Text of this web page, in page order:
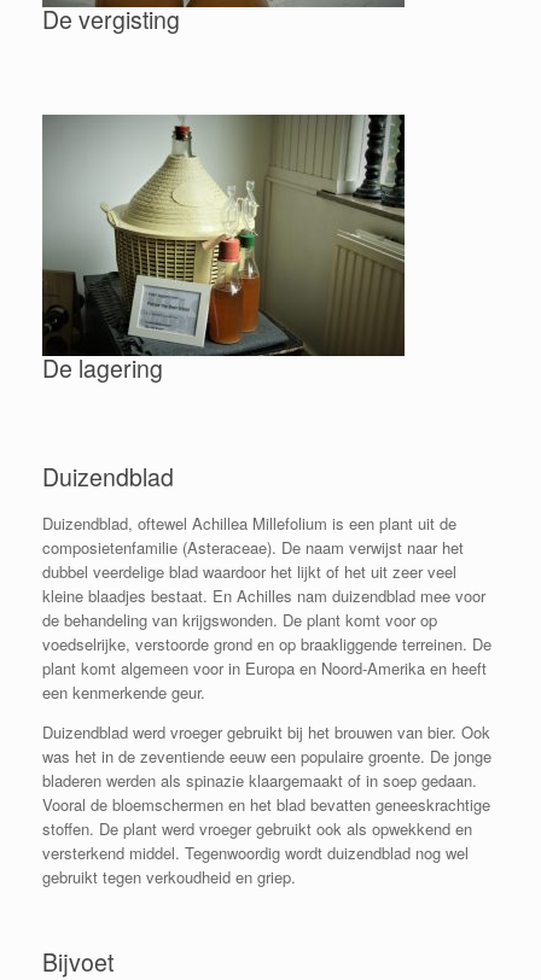
De vergisting
De lagering
Duizendblad
Duizendblad, oftewel Achillea Millefolium is een plant uit de
composietenfamilie (Asteraceae). De naam verwijst naar het
dubbel veerdelige blad waardoor het lijkt of het uit zeer veel
kleine blaadjes bestaat. En Achilles nam duizendblad mee voor
de behandeling van krijgswonden. De plant komt voor op
voedselrijke, verstoorde grond en op braakliggende terreinen. De
plant komt algemeen voor in Europa en Noord-Amerika en heeft
een kenmerkende geur.
Duizendblad werd vroeger gebruikt bij het brouwen van bier. Ook
was het in de zeventiende eeuw een populaire groente. De jonge
bladeren werden als spinazie klaargemaakt of in soep gedaan.
Vooral de bloemschermen en het blad bevatten geneeskrachtige
stoffen. De plant werd vroeger gebruikt ook als opwekkend en
versterkend middel. Tegenwoordig wordt duizendblad nog wel
gebruikt tegen verkoudheid en griep.
Bijvoet